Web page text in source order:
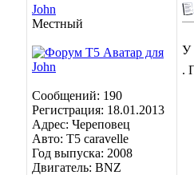
John
Местный
Сообщений: 190
Регистрация: 18.01.2013
Адрес: Череповец
Авто: Т5 caravelle
Год выпуска: 2008
Двигатель: BNZ
У
.